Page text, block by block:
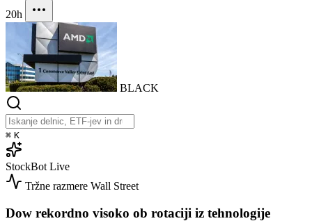
20h
BLACK
⌘ K
StockBot Live
Tržne razmere Wall Street
Dow rekordno visoko ob rotaciji iz tehnologije